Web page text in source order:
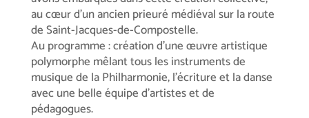
au cœur d’un ancien prieuré médiéval sur la route
de Saint-Jacques-de-Compostelle.
Au programme : création d’une œuvre artistique
polymorphe mêlant tous les instruments de
musique de la Philharmonie, l’écriture et la danse
avec une belle équipe d’artistes et de
pédagogues.